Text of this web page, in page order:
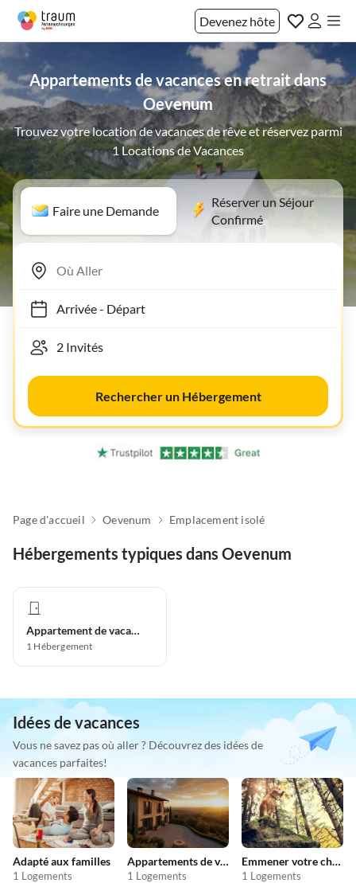
Devenez hôte
Appartements de vacances en retrait dans
Oevenum
Trouvez votre location de vacances de rêve et réservez parmi
1 Locations de Vacances
Faire une Demande
Réserver un Séjour
Confirmé
Arrivée- Départ
Rechercher un Hébergement
Page d'accueil Oevenum Emplacement isolé
Hébergements typiques dans Oevenum
Appartement de vacances
1 Hébergement
Idées de vacances
Vous ne savez pas où aller ? Découvrez des idées de
vacances parfaites!
Adapté aux familles
1 Logements
Appartements de vacances pas chers
1 Logements
Emmener votre chien en vacances
1 Logements